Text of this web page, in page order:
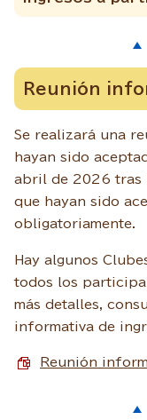
Reunión
Se realizará una
hayan sido
abril de 2026 tras
que hayan sido
obligatoriamente.
Hay algunos
todos los
más detalles,
informativa de
Reunión